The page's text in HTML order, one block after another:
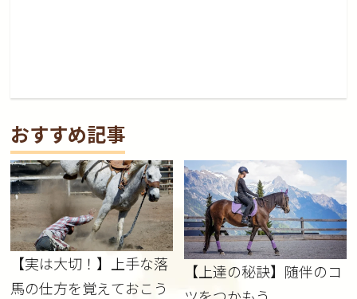
おすすめ記事
【実は大切！】上手な落
馬の仕方を覚えておこう
【上達の秘訣】随伴のコ